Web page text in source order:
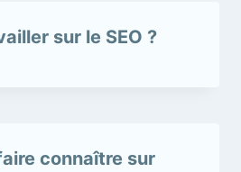
sur le SEO ?
connaître sur